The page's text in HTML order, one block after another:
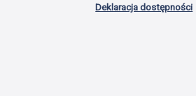
Deklaracja dostępności